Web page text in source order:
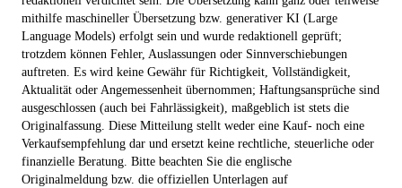
mithilfe maschineller Übersetzung bzw. generativer KI (Large
Language Models) erfolgt sein und wurde redaktionell geprüft;
trotzdem können Fehler, Auslassungen oder Sinnverschiebungen
auftreten. Es wird keine Gewähr für Richtigkeit, Vollständigkeit,
Aktualität oder Angemessenheit übernommen; Haftungsansprüche sind
ausgeschlossen (auch bei Fahrlässigkeit), maßgeblich ist stets die
Originalfassung. Diese Mitteilung stellt weder eine Kauf- noch eine
Verkaufsempfehlung dar und ersetzt keine rechtliche, steuerliche oder
finanzielle Beratung. Bitte beachten Sie die englische
Originalmeldung bzw. die offiziellen Unterlagen auf